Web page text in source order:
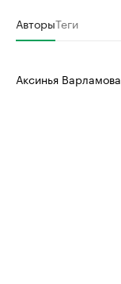
АвторыТеги
Аксинья Варламова